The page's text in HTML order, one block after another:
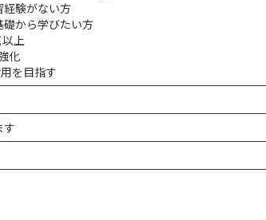
経験がない方
礎から学びたい方
上
化
を目指す
す